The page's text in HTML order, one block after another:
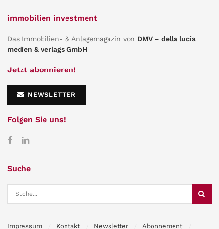
immobilien investment
Das Immobilien- & Anlagemagazin von DMV – della lucia
medien & verlags GmbH.
Jetzt abonnieren!
NEWSLETTER
Folgen Sie uns!
Suche
Impressum Kontakt Newsletter Abonnement